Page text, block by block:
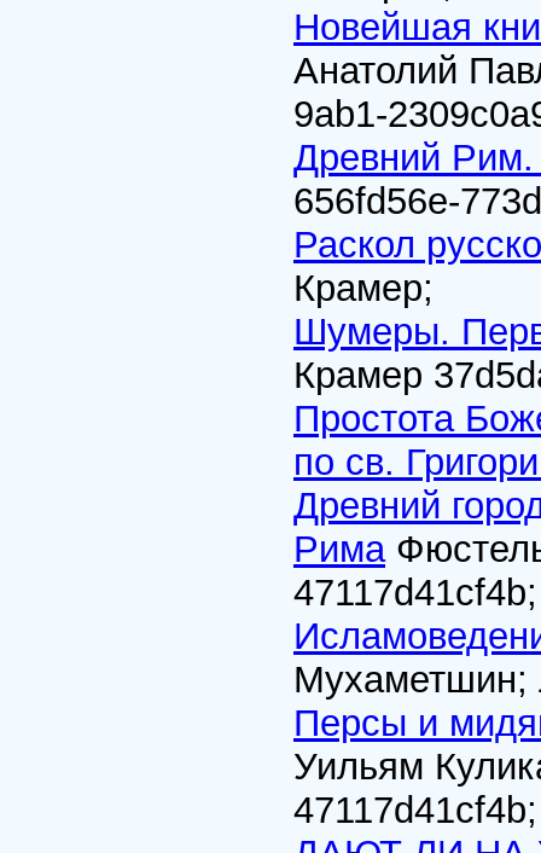
Новейшая
Анатолий
9ab1-
Древний Рим.
656fd56e-
Раскол
Крамер;
Шумеры.
Крамер
Простота
по св.
Древний
Рима
47117d41cf4b;
Мухаметшин;
Персы и
Уильям
47117d41cf4b;